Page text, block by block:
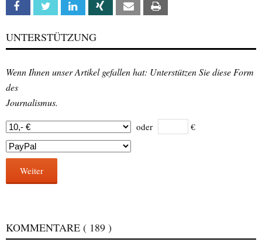
Facebook Twitter Linkedin Xing Email
UNTERSTÜTZUNG
Wenn Ihnen unser Artikel gefallen hat: Unterstützen Sie diese Form
des
Journalismus.
oder €
Weiter
KOMMENTARE ( 189 )